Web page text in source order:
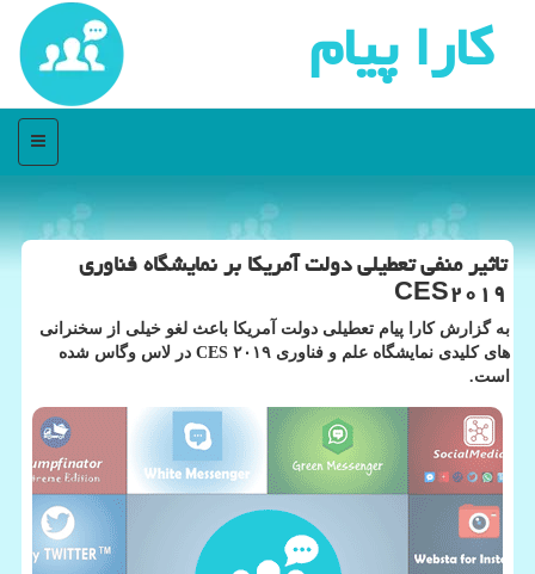
كارا پیام
منو
تاثیر منفی تعطیلی دولت آمریكا بر نمایشگاه فناوری
CES۲۰۱۹
به گزارش كارا پیام تعطیلی دولت آمریكا باعث لغو خیلی از سخنرانی
های كلیدی نمایشگاه علم و فناوری CES ۲۰۱۹ در لاس وگاس شده
است.